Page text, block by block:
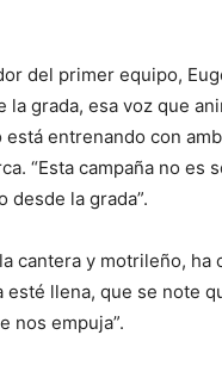
del primer equipo,
la grada, esa voz que
entrenando con
“Esta campaña no
desde la grada”.
cantera y motrileño, ha
llena, que se note
nos empuja”.